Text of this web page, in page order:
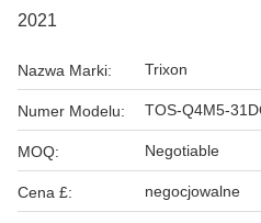
2021
Nazwa Marki: Trixon
Numer Modelu: TOS-Q4M5-
MOQ: Negotiable
Cena £: negocjowalne